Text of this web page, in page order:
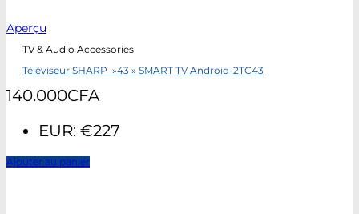
Aperçu
TV & Audio Accessories
Téléviseur SHARP »43 » SMART TV Android-2TC43
140.000CFA
EUR: €227
Ajouter au panier